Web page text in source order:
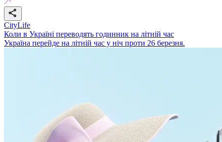
CityLife
Коли в Україні переводять годинник на літній час
Україна перейде на літній час у ніч проти 26 березня.